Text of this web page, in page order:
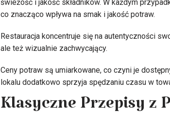
świeżość i jakość składników. W każdym
co znacząco wpływa na smak i jakość potraw.
Restauracja koncentruje się na autentyczności
ale też wizualnie zachwycający.
Ceny potraw są umiarkowane, co czyni je
lokalu dodatkowo sprzyja spędzaniu czasu w
Klasyczne Przepisy z